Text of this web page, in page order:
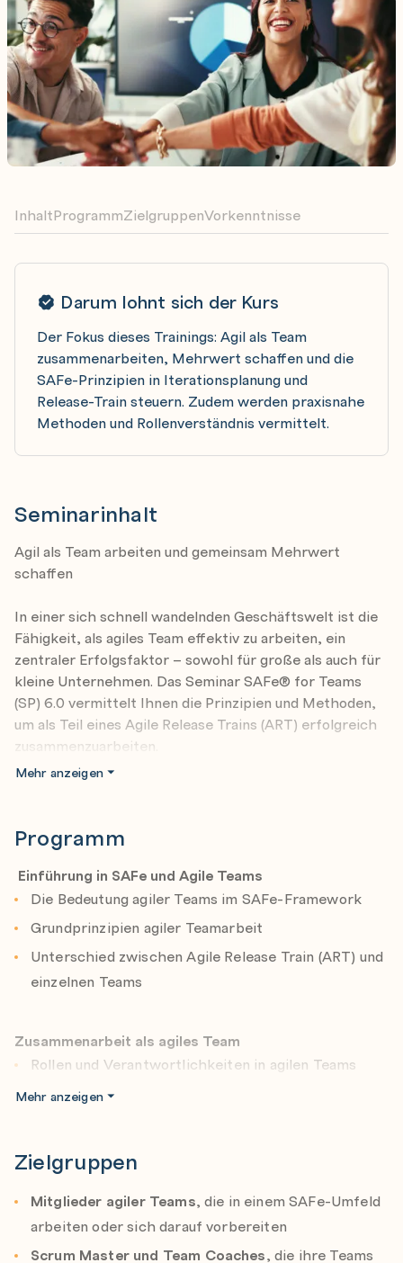
Darum lohnt sich der Kurs
Der Fokus dieses Trainings: Agil als Team
zusammenarbeiten, Mehrwert schaffen und die
SAFe-Prinzipien in Iterationsplanung und
Release-Train steuern. Zudem werden praxisnahe
Methoden und Rollenverständnis vermittelt.
Seminarinhalt
Agil als Team arbeiten und gemeinsam Mehrwert
schaffen
In einer sich schnell wandelnden Geschäftswelt ist die
Fähigkeit, als agiles Team effektiv zu arbeiten, ein
zentraler Erfolgsfaktor – sowohl für große als auch für
kleine Unternehmen. Das Seminar SAFe® for Teams
(SP) 6.0 vermittelt Ihnen die Prinzipien und Methoden,
um als Teil eines Agile Release Trains (ART) erfolgreich
zusammenzuarbeiten.
bestehen und wie Sie Iterationen planen, durchführen
und kontinuierlich verbessern.
Dieses Seminar legt den Fokus nicht nur auf SAFe-
spezifische Aspekte, sondern zeigt auch, wie
Teamarbeit unabhängig vom SAFe-Kontext
gestaltet werden kann.
Herausforderungen und bewährten Methoden in der
Zusammenarbeit agiler Teams zu reflektieren. Durch
den offenen Dialog mit anderen Teilnehmer*innen
Dieses Training führen wir gemeinsam mit unserem
Partner Clever Commons durch.
Mehr anzeigen
Programm
Einführung in SAFe und Agile Teams
Die Bedeutung agiler Teams im SAFe-Framework
Grundprinzipien agiler Teamarbeit
Unterschied zwischen Agile Release Train (ART) und
einzelnen Teams
Zusammenarbeit als agiles Team
Rollen und Verantwortlichkeiten in agilen Teams
Zusammenarbeit mit anderen Teams und externen
Teams
Kundenorientierung und Wertstromoptimierung
Kundenbedürfnisse verstehen und in Wertströme
Mehr anzeigen
Zielgruppen
Mitglieder agiler Teams, die in einem SAFe-Umfeld
arbeiten oder sich darauf vorbereiten
Scrum Master und Team Coaches, die ihre Teams
InhaltProgrammZielgruppenVorkenntnisse